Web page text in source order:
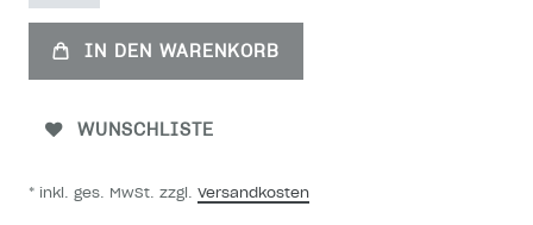
IN DEN WARENKORB
WUNSCHLISTE
* inkl. ges. MwSt. zzgl. Versandkosten